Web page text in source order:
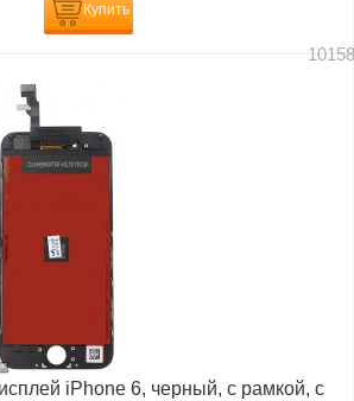
Купить
iPhone 6, черный, с рамкой, с